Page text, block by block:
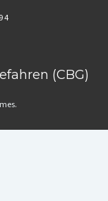
4
(CBG)